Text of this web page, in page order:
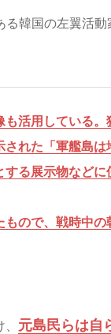
韓国の左翼活
活用している
れた「軍艦島は
る展示物などに
ので、戦時中
元島民らは自